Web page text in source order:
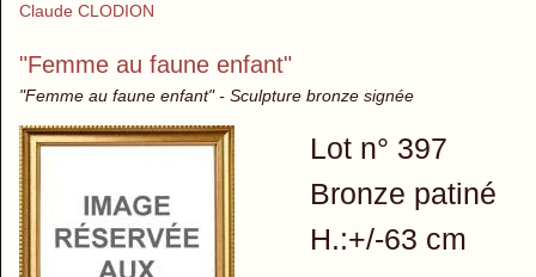
Claude CLODION
"Femme au faune enfant"
"Femme au faune enfant" - Sculpture bronze signée
Lot n° 397
Bronze patiné
H.:+/-63 cm